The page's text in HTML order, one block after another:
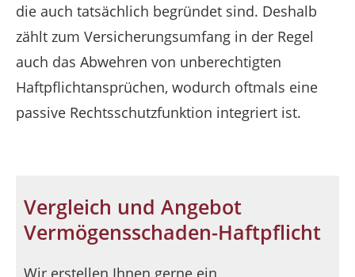
die auch tatsächlich begründet sind. Deshalb
zählt zum Versicherungsumfang in der Regel
auch das Abwehren von unberechtigten
Haftpflichtansprüchen, wodurch oftmals eine
passive Rechtsschutzfunktion integriert ist.
Vergleich und Angebot
Vermögensschaden-Haftpflicht
Wir erstellen Ihnen gerne ein